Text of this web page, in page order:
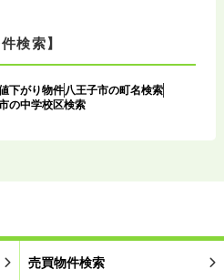
検索】
下がり物件 八王子市の町名検索
の中学校区検索
売買物件検索